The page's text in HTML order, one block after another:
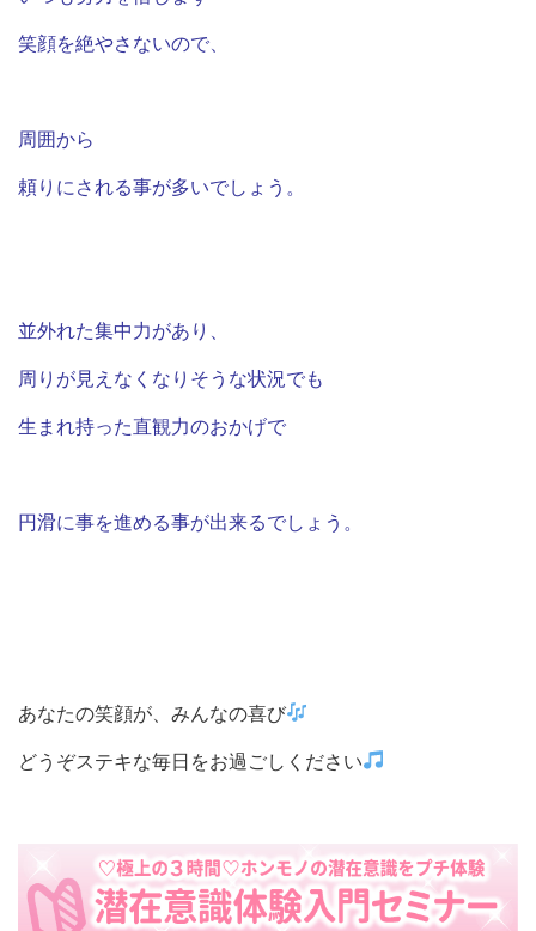
笑顔を絶やさないので、
周囲から
頼りにされる事が多いでしょう。
並外れた集中力があり、
周りが見えなくなりそうな状況でも
生まれ持った直観力のおかげで
円滑に事を進める事が出来るでしょう。
あなたの笑顔が、みんなの喜び
どうぞステキな毎日をお過ごしください